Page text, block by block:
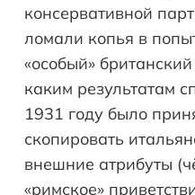
консервативной
ломали копья в
«особый»
каким результатам
1931 году было
скопировать
внешние атрибуты
«римское»